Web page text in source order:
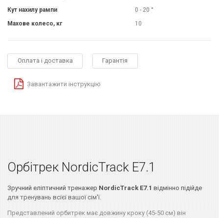
Кут нахилу рампи
0 - 20 °
Махове колесо, кг
10
Оплата і доставка Гарантія
Завантажити інструкцію
Орбітрек NordicTrack E7.1
Зручний еліптичний тренажер NordicTrack E7.1 відмінно підійде
для тренувань всієї вашої сім'ї.
Представлений орбитрек має довжину кроку (45-50 см) він